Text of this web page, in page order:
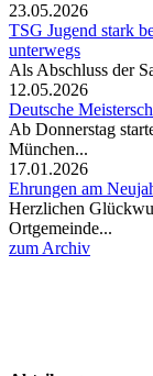
23.05.2026
TSG Jugend stark
unterwegs
Als Abschluss der
12.05.2026
Deutsche
Ab Donnerstag
München...
17.01.2026
Ehrungen am
Herzlichen
Ortgemeinde...
zum Archiv